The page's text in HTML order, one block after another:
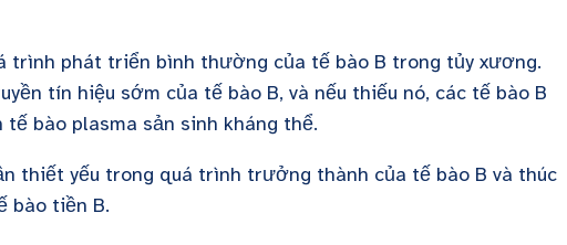
trình phát triển bình thường của tế bào B trong tủy xương.
tín hiệu sớm của tế bào B, và nếu thiếu nó, các tế bào B
bào plasma sản sinh kháng thể.
thiết yếu trong quá trình trưởng thành của tế bào B và thúc
bào tiền B.